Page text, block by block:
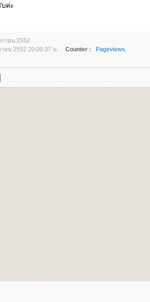
บค่ะ
ายน 2552
ยน 2552 20:00:37 น. Counter :
Pageviews.